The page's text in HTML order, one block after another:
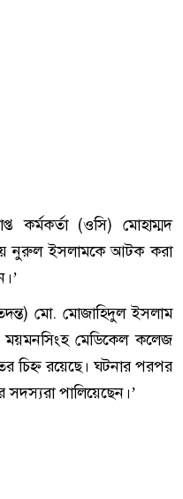
কর্মকর্তা (ওসি) মোহাম্মদ
নুরুল ইসলামকে আটক করা
মো. মোজাহিদুল ইসলাম
ময়মনসিংহ মেডিকেল কলেজ
চিহ্ন রয়েছে। ঘটনার পরপর
সদস্যরা পালিয়েছেন।’